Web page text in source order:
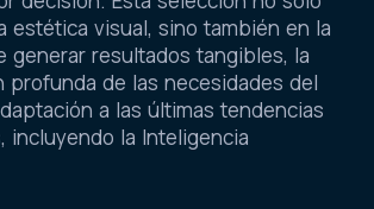
estética visual, sino también en la
generar resultados tangibles, la
profunda de las necesidades del
a las últimas tendencias
incluyendo la Inteligencia